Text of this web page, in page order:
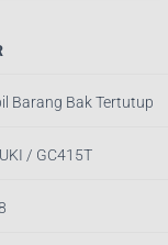
Barang Bak Tertutup
/ GC415T